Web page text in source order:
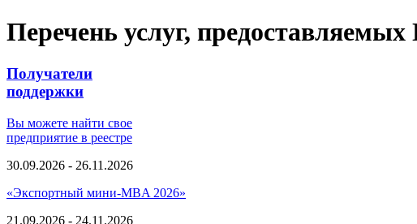
Перечень услуг,
Получатели
поддержки
Вы можете найти свое
предприятие в реестре
30.09.2026 - 26.11.2026
«Экспортный мини-MBA 2026»
21.09.2026 - 24.11.2026